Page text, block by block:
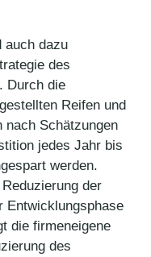
auch dazu
des
Durch die
Reifen und
nach Schätzungen
jedes Jahr bis
werden.
der
Entwicklungsphase
die firmeneigene
des